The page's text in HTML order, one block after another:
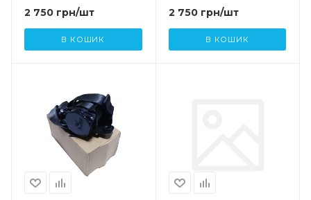
2 750 грн/шт
В КОШИК
2 750грн/шт
В КОШИК